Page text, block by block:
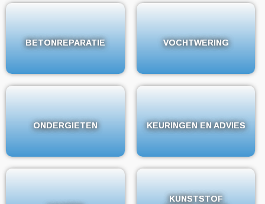
BETONREPARATIE
BETONREPARATIE VOCHTWERING
VOCHTWERING
ONDERGIETEN
ONDERGIETEN KEURINGEN EN ADVIES
KEURINGEN EN ADVIES
KUNSTSTOF
KUNSTSTOF